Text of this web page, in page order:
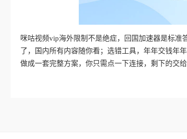
咪咕视频vip海外限制不是绝症，回国加速器是标
了，国内所有内容随你看；选错工具，年年交钱年年
做成一套完整方案，你只需点一下连接，剩下的交